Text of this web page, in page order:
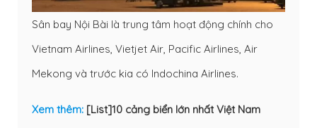
Sân bay Nội Bài là trung tâm hoạt động chính cho
Vietnam Airlines, Vietjet Air, Pacific Airlines, Air
Mekong và trước kia có Indochina Airlines.
Xem thêm: [List]10 cảng biển lớn nhất Việt Nam